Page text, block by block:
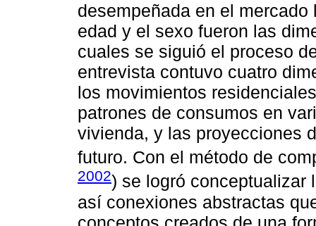
desempeñada en el mercado
edad y el sexo fueron las
cuales se siguió el proceso
entrevista contuvo cuatro
los movimientos
patrones de consumos en
vivienda, y las proyecciones
futuro. Con el método de
2002) se logró conceptualizar
así conexiones abstractas